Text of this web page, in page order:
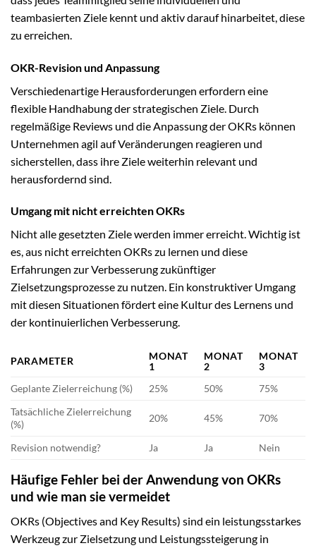
teambasierten Ziele kennt und aktiv darauf hinarbeitet, diese
zu erreichen.
OKR-Revision und Anpassung
Verschiedenartige Herausforderungen erfordern eine
flexible Handhabung der strategischen Ziele. Durch
regelmäßige Reviews und die Anpassung der OKRs können
Unternehmen agil auf Veränderungen reagieren und
sicherstellen, dass ihre Ziele weiterhin relevant und
herausfordernd sind.
Umgang mit nicht erreichten OKRs
Nicht alle gesetzten Ziele werden immer erreicht. Wichtig ist
es, aus nicht erreichten OKRs zu lernen und diese
Erfahrungen zur Verbesserung zukünftiger
Zielsetzungsprozesse zu nutzen. Ein konstruktiver Umgang
mit diesen Situationen fördert eine Kultur des Lernens und
der kontinuierlichen Verbesserung.
PARAMETER
MONAT
1
MONAT
2
MONAT
3
Geplante Zielerreichung (%)
25% 50%
75%
Tatsächliche Zielerreichung
(%)
20% 45% 70%
Revision notwendig? Ja Ja Nein
Häufige Fehler bei der Anwendung von OKRs
und wie man sie vermeidet
OKRs (Objectives and Key Results) sind ein leistungsstarkes
Werkzeug zur Zielsetzung und Leistungssteigerung in